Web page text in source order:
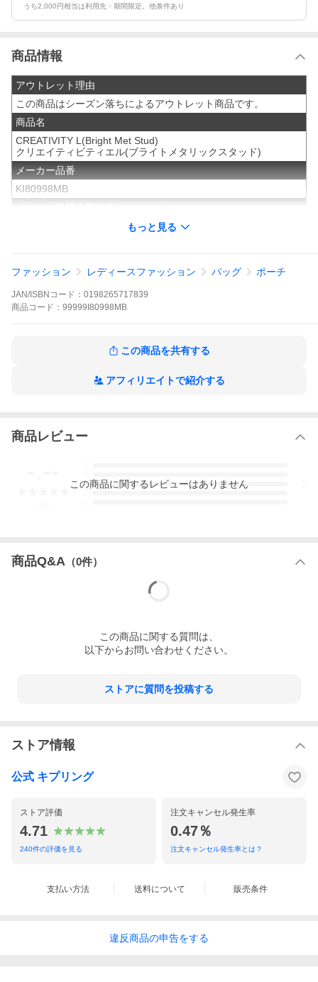
うち2,000円相当は利用先・期間限定。他条件あり
商品情報
アウトレット理由
この商品はシーズン落ちによるアウトレット商品です。
商品名
CREATIVITY L(Bright Met Stud)
クリエイティビティエル(ブライトメタリックスタッド)
メーカー品番
KI80998MB
※外寸最大長のサイズです。必ずご確認ください。
素材／材質
ナイロン100%
70 グラム、 1 リットル
ない小物の収納に最適。こまごましたものをコンパクトに収納
できます。
●本商品の表面素材にはポリウレタン樹脂コーティングが施され
良いところで形を整えて陰干ししてください。シンナー、ベン
ジン等を使用しますと、変色や変形の原因となりますので、お
モニターの発色の具合によって実際のものと色が異なる場合が
花柄やボーダー等のパターンの配置や見え方は1商品毎に異なり
ます。当ショップでは柄の配置・見え方を選択することはでき
キャリーバッグのダイアルロック設定方法
もっと見る
ファッション レディースファッション バッグ ポーチ
JAN/ISBNコード： 0198265717839
商品 コード： 99999I80998MB
この商品を共有する
アフィリエイトで紹介する
商品レビュー
3
この商品に関するレビューはありません
商品Q&A （0件）
この商品に関する質問は、
以下からお問い合わせください。
ストアに質問を投稿する
ストア情報
公式 キプリング
ストア評価
4.71
240件の評価を見る
注文キャンセル発生率
0.47％
注文キャンセル発生率とは？
支払い方法 送料について 販売条件
違反商品の申告をする